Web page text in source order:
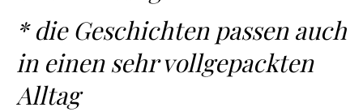
* die Geschichten passen auch
in einen sehr vollgepackten
Alltag